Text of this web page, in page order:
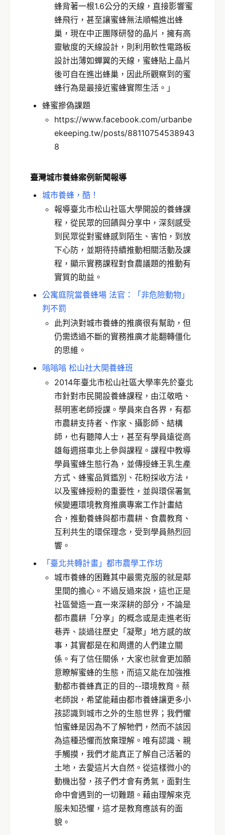
蜂背著一根1.6公分的天線，直接影響蜜
蜂飛行，甚至讓蜜蜂無法順暢進出蜂
巢，現在中正團隊研發的晶片，擁有高
靈敏度的天線設計，則利用軟性電路板
設計出薄如蟬翼的天線，蜜蜂貼上晶片
後可自在進出蜂巢，因此所觀察到的蜜
蜂行為是最接近蜜蜂實際生活。」
蜂蜜摻偽課題
https://www.facebook.com/urbanbe
ekeeping.tw/posts/88110754538943
8
臺灣城市養蜂案例新聞報導
城市養蜂，酷！
報導臺北市松山社區大學開設的養蜂課
程，從民眾的回饋與分享中，深刻感受
到民眾從對蜜蜂感到陌生、害怕，到放
下心防，並期待持續推動相關活動及課
程，顯示實務課程對食農議題的推動有
實質的助益。
公寓庭院當養蜂場 法官：「非危險動物」
判不罰
此判決對城市養蜂的推廣很有幫助，但
仍需透過不斷的實務推廣才能翻轉僵化
的思維。
嗡嗡嗡 松山社大開養蜂班
2014年臺北市松山社區大學率先於臺北
市針對市民開設養蜂課程，由江敬晧、
蔡明憲老師授課。學員來自各界，有都
市農耕支持者、作家、攝影師、結構
師，也有聽障人士，甚至有學員遠從高
雄每週搭車北上參與課程。課程中教導
學員蜜蜂生態行為，並傳授蜂王乳生產
方式、蜂蜜品質鑑別、花粉採收方法，
以及蜜蜂授粉的重要性，並與環保署氣
候變遷環境教育推廣專案工作計畫結
合，推動養蜂與都市農耕、食農教育、
互利共生的環保理念，受到學員熱烈回
響。
「臺北共轉計畫」都市農學工作坊
城市養蜂的困難其中最需克服的就是鄰
里間的擔心。不過反過來說，這也正是
社區營造一直一來深耕的部分，不論是
都市農耕「分享」的概念或是走進老街
巷弄、談過往歷史「凝聚」地方感的故
事，其實都是在和周遭的人們建立關
係。有了信任關係，大家也就會更加願
意瞭解蜜蜂的生態，而這又能在加強推
動都市養蜂真正的目的--環境教育。蔡
老師說，希望能藉由都市養蜂讓更多小
孩認識到城市之外的生態世界；我們懼
怕蜜蜂是因為不了解牠們，然而不該因
為這種恐懼而放棄理解。唯有認識、親
手觸摸，我們才能真正了解自己活著的
土地，去愛這片大自然。從這樣微小的
動機出發，孩子們才會有勇氣，面對生
命中會遇到的一切難題。藉由理解來克
服未知恐懼，這才是教育應該有的面
貌。